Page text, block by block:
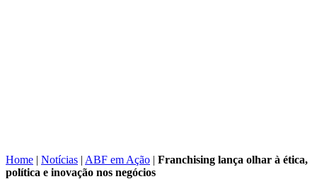
Home | Notícias | ABF em Ação | Franchising lança olhar à ética,
política e inovação nos negócios